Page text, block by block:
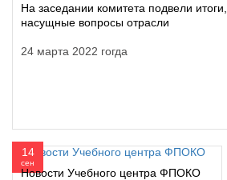
На заседании комитета подвели
насущные вопросы отрасли
24 марта 2022 гогда
14
сен
Новости Учебного центра ФПОКО